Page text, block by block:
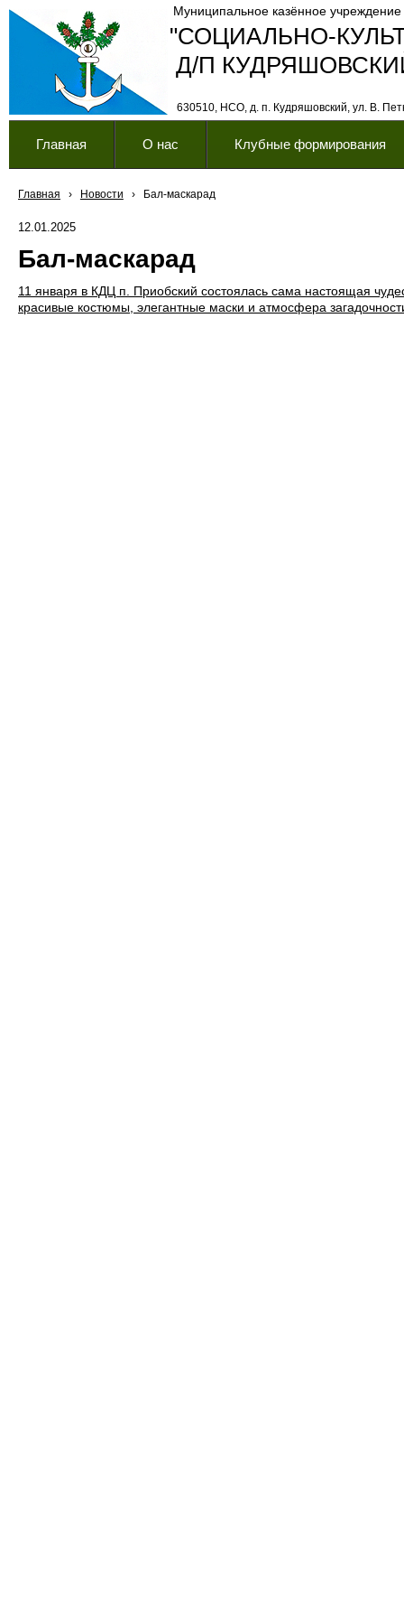
"СОЦИАЛЬНО-
630510, НСО, д. п. Кудряшовский, ул. В.
Муниципальное казённое учреждение
Д/П
Главная О нас Клубные формирования
Главная › Новости › Бал-маскарад
12.01.2025
Бал-маскарад
11 января в КДЦ п. Приобский состоялась сама настоящая
красивые костюмы, элегантные маски и атмосфера